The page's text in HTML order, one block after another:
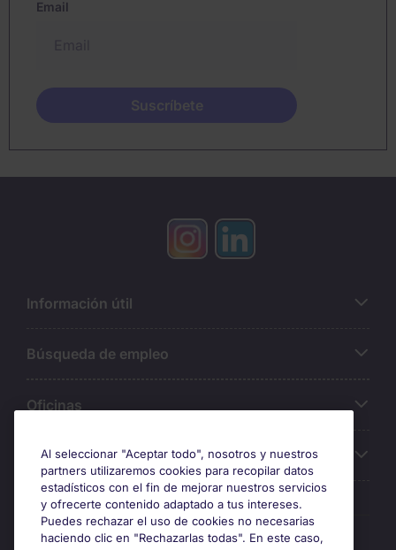
Email
Información útil
Búsqueda de empleo
Oficinas
Sobre Michael Page
Premios y certificaciones
Al seleccionar "Aceptar todo", nosotros y nuestros
partners utilizaremos cookies para recopilar datos
estadísticos con el fin de mejorar nuestros servicios
y ofrecerte contenido adaptado a tus intereses.
Puedes rechazar el uso de cookies no necesarias
haciendo clic en "Rechazarlas todas". En este caso,